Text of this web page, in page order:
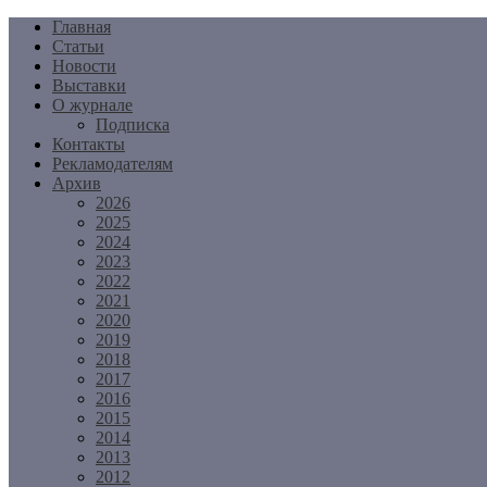
Перейти
содержимому
Главная
Статьи
Новости
Выставки
О журнале
Подписка
Контакты
Рекламодателям
Архив
2026
2025
2024
2023
2022
2021
2020
2019
2018
2017
2016
2015
2014
2013
2012